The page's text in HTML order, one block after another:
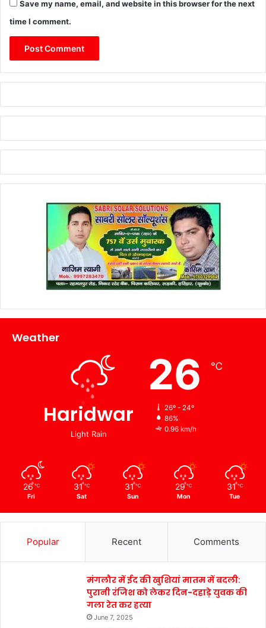
Save my name, email, and website in this browser for the next
time I comment.
Weather
Haridwar
Light Rain
26 ℃
26º - 24º
86%
0.96 km/h
26 ℃
Fri
31 ℃
Sat
31 ℃
Sun
29 ℃
Mon
31 ℃
Tue
Popular Recent Comments
मंगलौर में ईद की खुशियां मातम में बदली:
पुरानी रंजिश को लेकर दिन-दहाड़े युवक की
गला रेत कर हत्या
June 7, 2025